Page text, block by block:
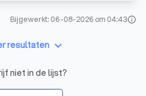
Bijgewerkt: 06-08-2026 om 04:43info
resultaten keyboard_arrow_down
niet in de lijst?